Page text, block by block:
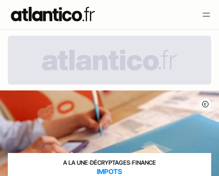
A LA UNE›DÉCRYPTAGES›FINANCE
IMPOTS